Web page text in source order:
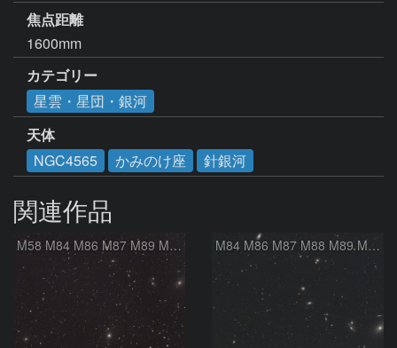
焦点距離
1600mm
カテゴリー
星雲・星団・銀河
天体
NGC4565
かみのけ座 針銀河
関連作品
M58 M84 M86 M87 M89 M90 マルカリアンの銀河鎖 おとめ座 かみのけ座 M84 M86 M87 M88 M89 M90 M91 マルカリアンの銀河鎖 おとめ座 かみのけ座